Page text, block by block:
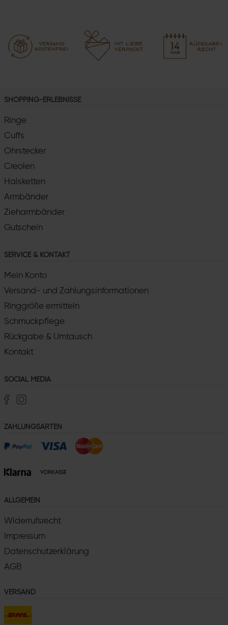
SHOPPING-ERLEBNISSE
Ringe
Cuffs
Ohrstecker
Creolen
Halsketten
Armbänder
Zieharmbänder
Gutschein
SERVICE & KONTAKT
Mein Konto
Versand- und Zahlungsinformationen
Ringgröße ermitteln
Schmuckpflege
Rückgabe & Umtausch
Kontakt
SOCIAL MEDIA
ZAHLUNGSARTEN
ALLGEMEIN
Widerrufsrecht
Impressum
Datenschutzerklärung
AGB
VERSAND